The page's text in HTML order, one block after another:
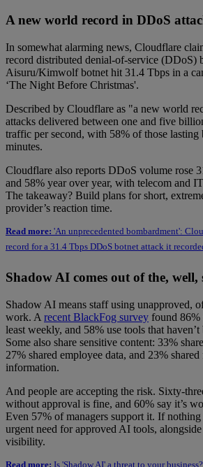
A new world record in DDoS
In somewhat alarming news, Cloudflare
record distributed denial-of-service (DDoS)
Aisuru/Kimwolf botnet hit 31.4 Tbps in a
‘The Night Before Christmas'.
Described by Cloudflare as "a new world
attacks delivered between one and five
traffic per second, with 58% of those lasting
minutes.
Cloudflare also reports DDoS volume rose
and 58% year over year, with telecom and
The takeaway? Build plans for short,
provider’s reaction time.
Read more: 'An unprecedented bombardment':
record for a 31.4 Tbps DDoS botnet attack it
Shadow AI comes out of the, well,
Shadow AI means staff using unapproved,
work. A recent BlackFog survey found 86%
least weekly, and 58% use tools that
Some also share sensitive content: 33%
27% shared employee data, and 23%
information.
And people are accepting the risk. Sixty-
without approval is fine, and 60% say it’s
Even 57% of managers support it. If nothing
urgent need for approved AI tools,
visibility.
Read more: Is 'Shadow AI' a threat to your